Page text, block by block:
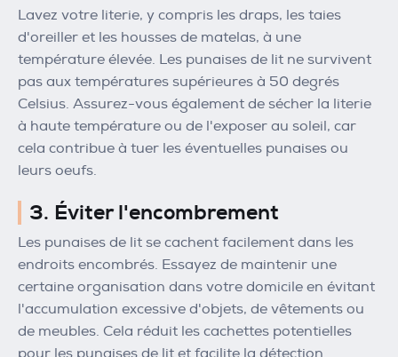
Lavez votre literie, y compris les draps, les taies
d'oreiller et les housses de matelas, à une
température élevée. Les punaises de lit ne survivent
pas aux températures supérieures à 50 degrés
Celsius. Assurez-vous également de sécher la literie
à haute température ou de l'exposer au soleil, car
cela contribue à tuer les éventuelles punaises ou
leurs oeufs.
3. Éviter l'encombrement
Les punaises de lit se cachent facilement dans les
endroits encombrés. Essayez de maintenir une
certaine organisation dans votre domicile en évitant
l'accumulation excessive d'objets, de vêtements ou
de meubles. Cela réduit les cachettes potentielles
pour les punaises de lit et facilite la détection